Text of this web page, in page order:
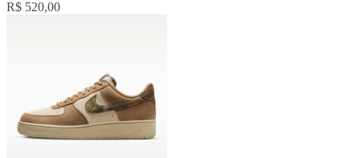
R$ 520,00